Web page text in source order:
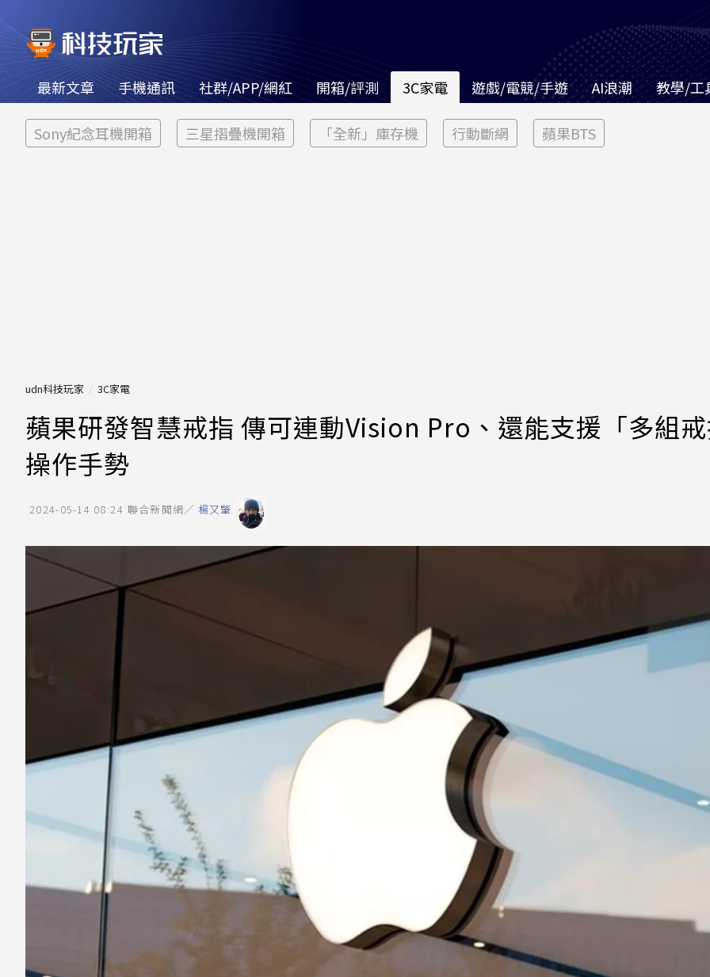
最新文章 手機通訊 社群/APP/網紅 開箱/評測 3C家電 遊戲/電競/手遊 AI浪潮 教學/工
Sony紀念耳機開箱 三星摺疊機開箱 「全新」庫存機 行動斷網 蘋果BTS
udn科技玩家 3C家電
蘋果研發智慧戒指 傳可連動Vision Pro、還能支援「多組
操作手勢
2024-05-14 08:24 聯合新聞網／ 楊又肇